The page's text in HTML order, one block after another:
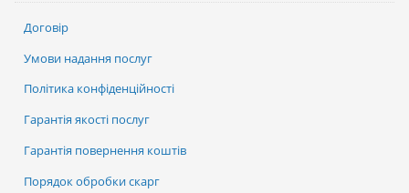
Договір
Умови надання послуг
Політика конфіденційності
Гарантія якості послуг
Гарантія повернення коштів
Порядок обробки скарг